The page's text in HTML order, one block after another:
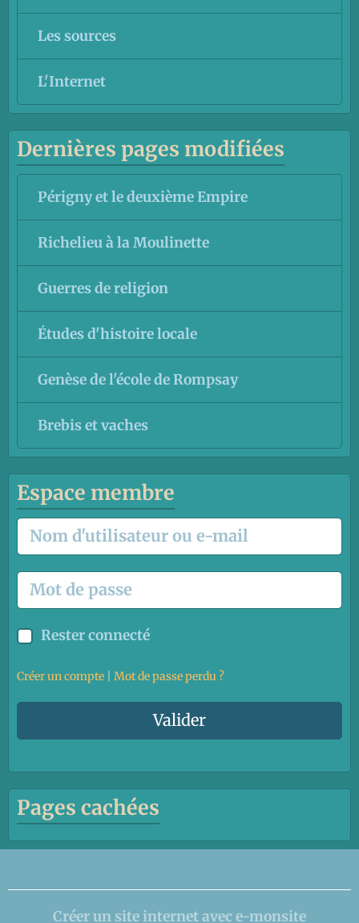
Les sources
L'Internet
Dernières pages modifiées
Périgny et le deuxième Empire
Richelieu à la Moulinette
Guerres de religion
Études d'histoire locale
Genèse de l'école de Rompsay
Brebis et vaches
Espace membre
Rester connecté
Créer un compte Mot de passe perdu ?
Valider
Pages cachées
Créer un site internet avec e-monsite